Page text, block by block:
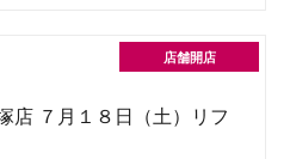
店 ７月１８日（土）リフ